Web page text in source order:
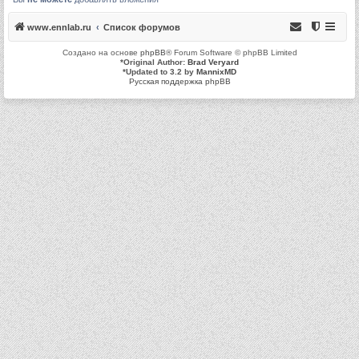
www.ennlab.ru Список форумов
Создано на основе phpBB® Forum Software © phpBB Limited
*Original Author: Brad Veryard
*Updated to 3.2 by MannixMD
Русская поддержка phpBB